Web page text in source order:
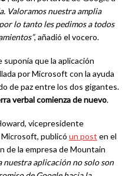
Valoramos nuestra amplia
lo tanto les pedimos a todos
, añadió el vocero.
suponía que la aplicación
por Microsoft con la ayuda
de paz entre los dos gigantes.
verbal comienza de nuevo.
vicepresidente
publicó un post en el
de la empresa de Mountain
nuestra aplicación no solo son